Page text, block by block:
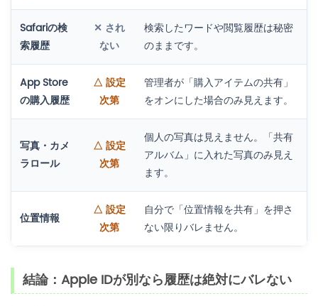
Safariの検
索履歴
✕ され
ない
検索したワードや閲覧履歴は秘密
のままです。
App Store
の購入履歴
△ 設定
次第
管理者が「購入アイテムの共有」
をオンにした場合のみ見えます。
写真・カメ
ラロール
△ 設定
次第
個人の写真は見えません。「共有
アルバム」に入れた写真のみ見え
ます。
位置情報
△ 設定
次第
自分で「位置情報を共有」を押さ
ない限りバレません。
結論：Apple IDが別なら履歴は絶対にバレない